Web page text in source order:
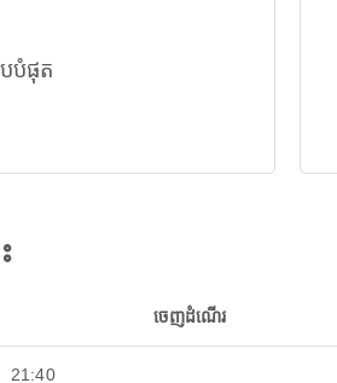
បបំផុត
ចេញដំណើរ
21:40